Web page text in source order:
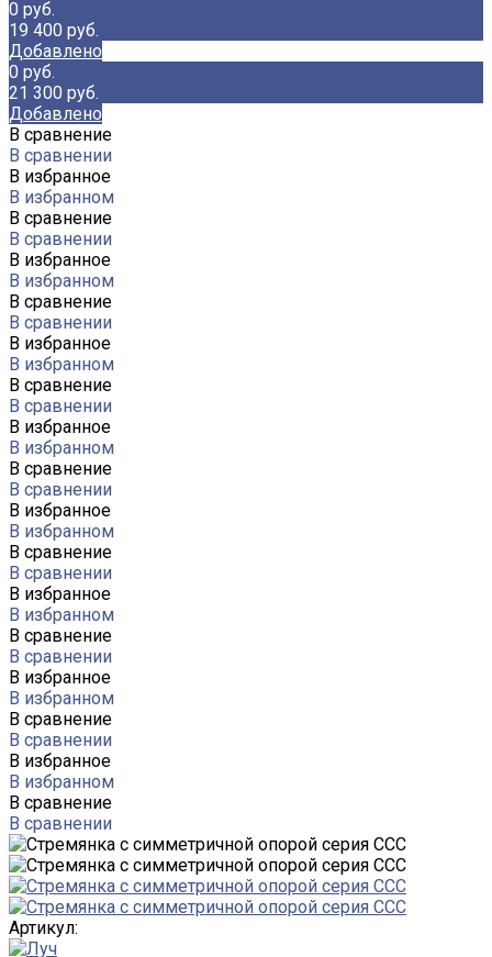
0 руб.
19 400 руб.
Добавлено
0 руб.
21 300 руб.
Добавлено
В сравнение
В сравнении
В избранное
В избранном
В сравнение
В сравнении
В избранное
В избранном
В сравнение
В сравнении
В избранное
В избранном
В сравнение
В сравнении
В избранное
В избранном
В сравнение
В сравнении
В избранное
В избранном
В сравнение
В сравнении
В избранное
В избранном
В сравнение
В сравнении
В избранное
В избранном
В сравнение
В сравнении
В избранное
В избранном
В сравнение
В сравнении
Артикул: